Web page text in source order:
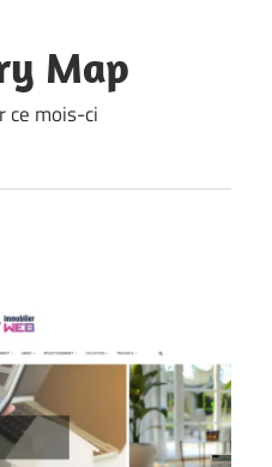
Map
ce mois-ci